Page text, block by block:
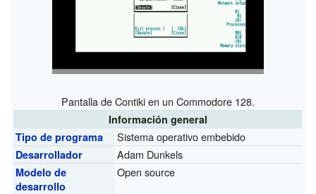
Pantalla de Contiki en un Commodore 128.
Información general
Tipo de programa
Sistema operativo embebido
Desarrollador Adam Dunkels
Modelo de
desarrollo
Open source